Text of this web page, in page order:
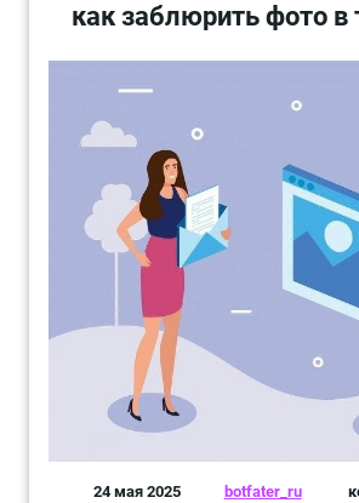
как заблюрить фото в
24 мая 2025 botfater_ru